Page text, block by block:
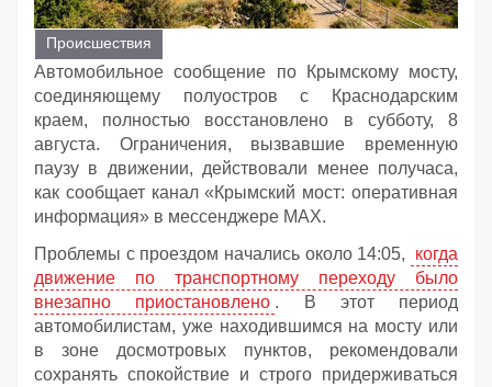
Происшествия
Автомобильное сообщение по Крымскому мосту,
соединяющему полуостров с Краснодарским
краем, полностью восстановлено в субботу, 8
августа. Ограничения, вызвавшие временную
паузу в движении, действовали менее получаса,
как сообщает канал «Крымский мост: оперативная
информация» в мессенджере MAX.
Проблемы с проездом начались около 14:05,
когда
движение по транспортному переходу было
внезапно приостановлено . В этот период
автомобилистам, уже находившимся на мосту или
в зоне досмотровых пунктов, рекомендовали
сохранять спокойствие и строго придерживаться